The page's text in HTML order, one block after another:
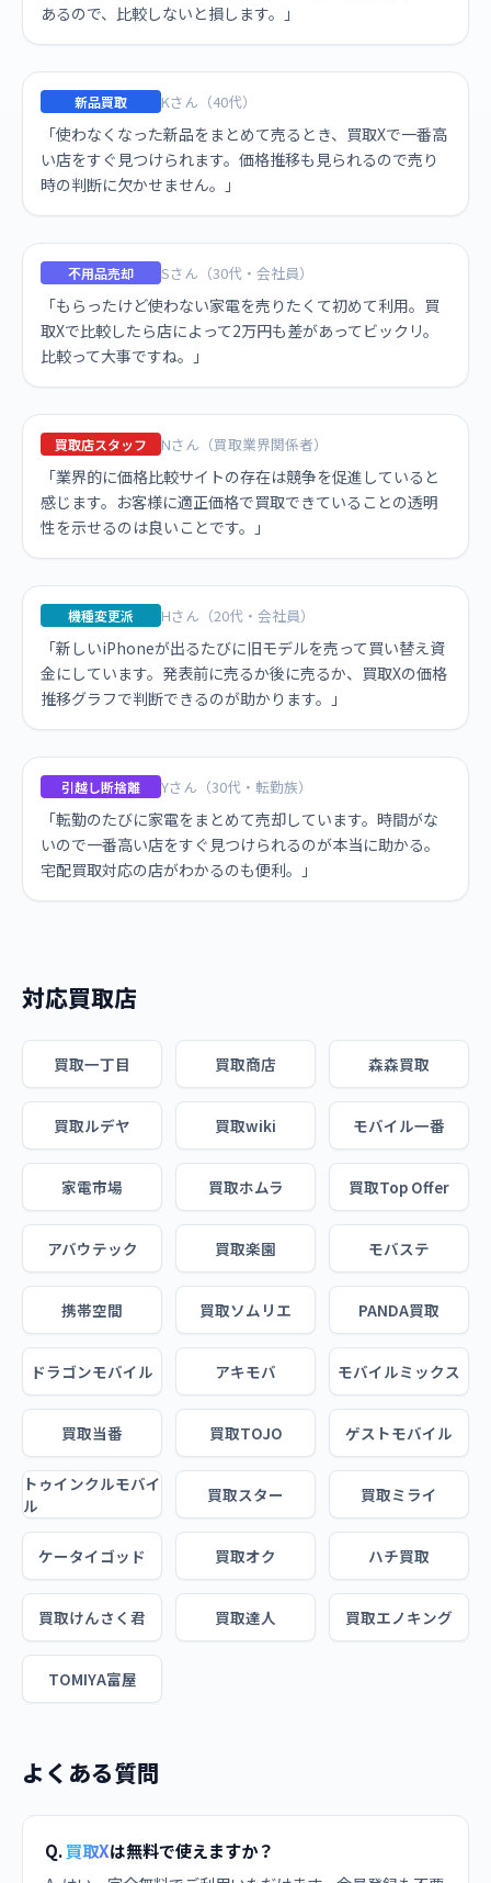
あるので、比較しないと損します。」
新品買取 Kさん（40代）
「使わなくなった新品をまとめて売るとき、買取Xで一番高
い店をすぐ見つけられます。価格推移も見られるので売り
時の判断に欠かせません。」
不用品売却 Sさん（30代・会社員）
「もらったけど使わない家電を売りたくて初めて利用。買
取Xで比較したら店によって2万円も差があってビックリ。
比較って大事ですね。」
買取店スタッフ Nさん（買取業界関係者）
「業界的に価格比較サイトの存在は競争を促進していると
感じます。お客様に適正価格で買取できていることの透明
性を示せるのは良いことです。」
機種変更派 Hさん（20代・会社員）
「新しいiPhoneが出るたびに旧モデルを売って買い替え資
金にしています。発表前に売るか後に売るか、買取Xの価格
推移グラフで判断できるのが助かります。」
引越し断捨離 Yさん（30代・転勤族）
「転勤のたびに家電をまとめて売却しています。時間がな
いので一番高い店をすぐ見つけられるのが本当に助かる。
宅配買取対応の店がわかるのも便利。」
対応買取店
買取一丁目 買取商店 森森買取
買取ルデヤ 買取wiki モバイル一番
家電市場 買取ホムラ 買取Top Offer
アバウテック 買取楽園 モバステ
携帯空間 買取ソムリエ PANDA買取
ドラゴンモバイル アキモバ モバイルミックス
買取当番 買取TOJO ゲストモバイル
トゥインクルモバイ
ル
買取スター 買取ミライ
ケータイゴッド 買取オク ハチ買取
買取けんさく君 買取達人 買取エノキング
TOMIYA富屋
よくある質問
Q.買取Xは無料で使えますか？